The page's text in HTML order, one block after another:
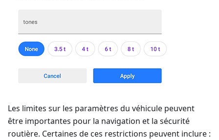
Les limites sur les paramètres du véhicule peuvent
être importantes pour la navigation et la sécurité
routière. Certaines de ces restrictions peuvent inclure :